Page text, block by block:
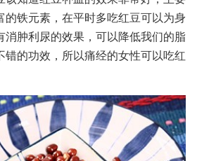
的铁元素，在平时多吃红豆可以为身
消肿利尿的效果，可以降低我们的脂
错的功效，所以痛经的女性可以吃红